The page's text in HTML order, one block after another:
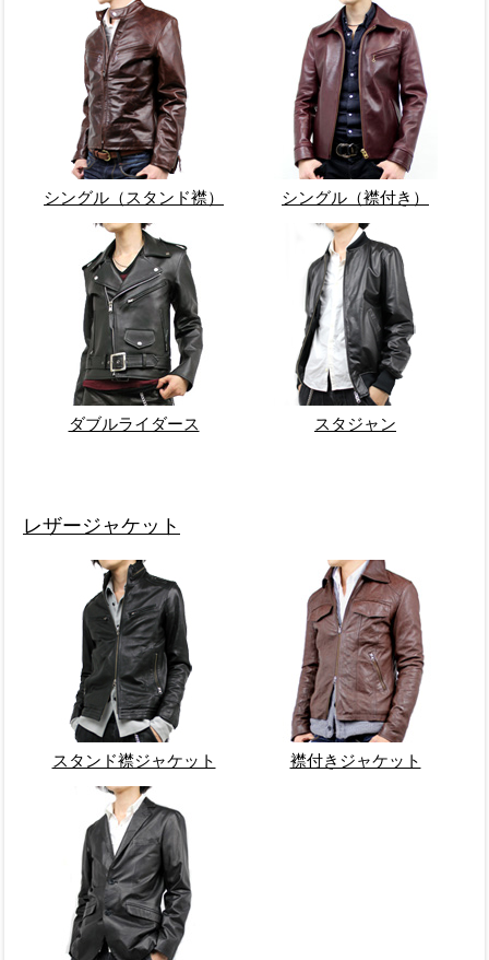
シングル（スタンド襟） シングル（襟付き）
ダブルライダース スタジャン
レザージャケット
スタンド襟ジャケット 襟付きジャケット